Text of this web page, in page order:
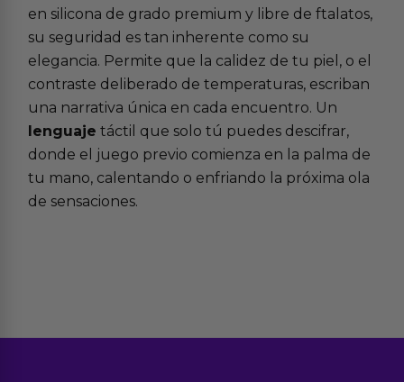
en silicona de grado premium y libre de ftalatos,
su seguridad es tan inherente como su
elegancia. Permite que la calidez de tu piel, o el
contraste deliberado de temperaturas, escriban
una narrativa única en cada encuentro. Un
lenguaje táctil que solo tú puedes descifrar,
donde el juego previo comienza en la palma de
tu mano, calentando o enfriando la próxima ola
de sensaciones.